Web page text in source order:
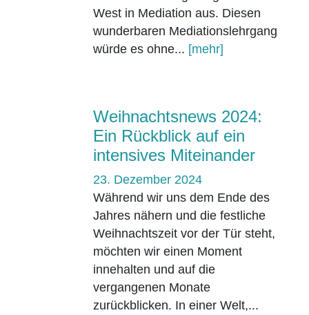
West in Mediation aus. Diesen
wunderbaren Mediationslehrgang
würde es ohne... [mehr]
Weihnachtsnews 2024:
Ein Rückblick auf ein
intensives Miteinander
23. Dezember 2024
Während wir uns dem Ende des
Jahres nähern und die festliche
Weihnachtszeit vor der Tür steht,
möchten wir einen Moment
innehalten und auf die
vergangenen Monate
zurückblicken. In einer Welt,...